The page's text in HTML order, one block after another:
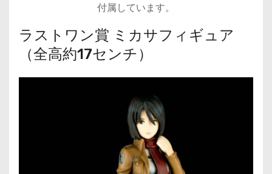
付属しています。
ラストワン賞 ミカサフィギュア
（全高約17センチ）